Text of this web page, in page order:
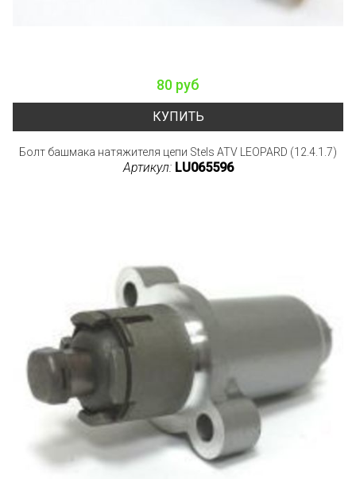
80 руб
КУПИТЬ
Болт башмака натяжителя цепи Stels ATV LEOPARD (12.4.1.7)
Артикул: LU065596